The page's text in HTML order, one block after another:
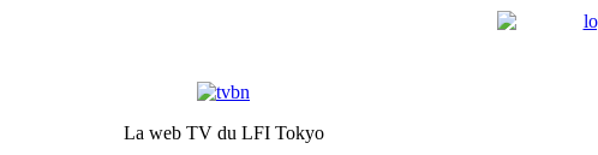
La web TV du LFI Tokyo